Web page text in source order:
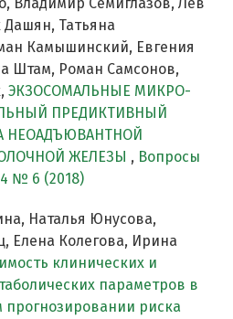
Владимир Семиглазов, Лев
Татьяна
Камышинский, Евгения
Штам, Роман Самсонов,
ЭКЗОСОМАЛЬНЫЕ МИКРО-
ПРЕДИКТИВНЫЙ
НЕОАДЪЮВАНТНОЙ
ЖЕЛЕЗЫ , Вопросы
№ 6 (2018)
Наталья Юнусова,
Елена Колегова, Ирина
клинических и
параметров в
риска